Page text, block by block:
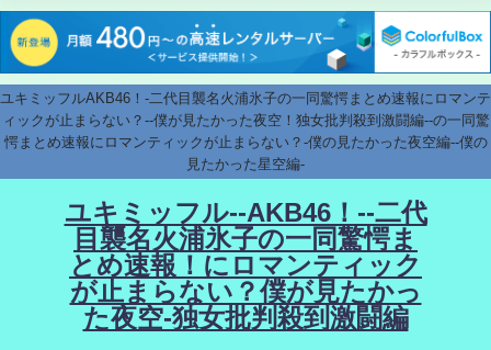
ユキミッフルAKB46！-二代目襲名火浦氷子の一同驚愕まとめ速報にロマンテ
ィックが止まらない？--僕が見たかった夜空！独女批判殺到激闘編--の一同驚
愕まとめ速報にロマンティックが止まらない？-僕の見たかった夜空編--僕の
見たかった星空編-
ユキミッフル--AKB46！--二代
目襲名火浦氷子の一同驚愕ま
とめ速報！にロマンティック
が止まらない？僕が見たかっ
た夜空-独女批判殺到激闘編